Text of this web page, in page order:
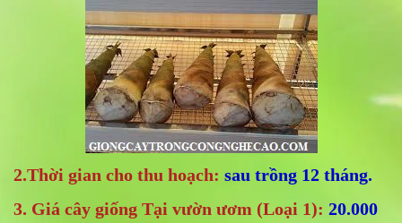
2.Thời gian cho thu hoạch: sau trồng 12 tháng.
3. Giá cây giống Tại vườn ươm (Loại 1): 20.000